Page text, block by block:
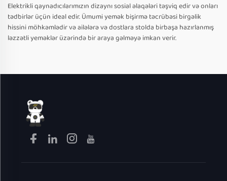
Elektrikli qaynadıcılarımızın dizaynı sosial əlaqələri təşviq edir və onları
tədbirlər üçün ideal edir. Ümumi yemək bişirmə təcrübəsi birgəlik
hissini möhkəmlədir və ailələrə və dostlara stolda birbaşa hazırlanmış
ləzzətli yeməklər üzərində bir araya gəlməyə imkan verir.